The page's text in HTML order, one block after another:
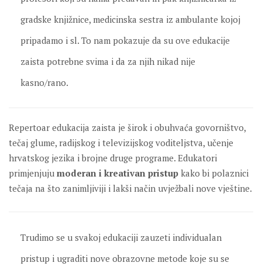
gradske knjižnice, medicinska sestra iz ambulante kojoj
pripadamo i sl. To nam pokazuje da su ove edukacije
zaista potrebne svima i da za njih nikad nije
kasno/rano.
Repertoar edukacija zaista je širok i obuhvaća govorništvo,
tečaj glume, radijskog i televizijskog voditeljstva, učenje
hrvatskog jezika i brojne druge programe. Edukatori
primjenjuju moderan i kreativan pristup kako bi polaznici
tečaja na što zanimljiviji i lakši način uvježbali nove vještine.
Trudimo se u svakoj edukaciji zauzeti individualan
pristup i ugraditi nove obrazovne metode koje su se